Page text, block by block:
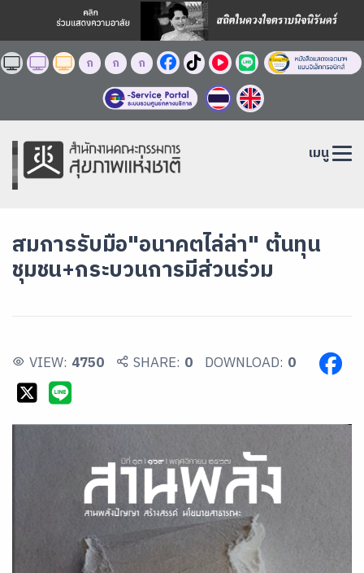
ก ก ก
เมนู
สมการรับมือ"อนาคตไล่ล่า" ต้นทุน
ชุมชน+กระบวนการมีส่วนร่วม
VIEW: 4750 SHARE: 0 DOWNLOAD: 0